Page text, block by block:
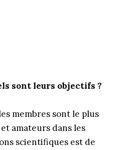
sont leurs objectifs ?
membres sont le plus
amateurs dans les
scientifiques est de